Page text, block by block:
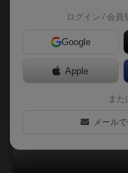
45～90
見た目に反して１時間以
アバロンとか人狼とかの
るめよりの正体隠匿系
経験あ
ログイン / 会員
Google
Apple
また
メール